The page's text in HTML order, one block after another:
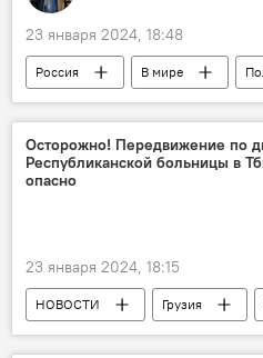
23 января 2024, 18:48
Россия В мире
США
Украина
Алексей Арестович
Борис
НАТО
Колумнисты
Осторожно! Передвижение по
Республиканской больницы в
опасно
23 января 2024, 18:15
НОВОСТИ Грузия
Ираклий Гарибашвили